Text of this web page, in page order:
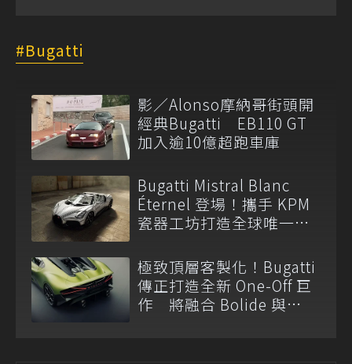
Bugatti
影／Alonso摩納哥街頭開
經典Bugatti EB110 GT
加入逾10億超跑車庫
Bugatti Mistral Blanc
Éternel 登場！攜手 KPM
瓷器工坊打造全球唯一
極致頂層客製化！Bugatti
傳正打造全新 One-Off 巨
作 將融合 Bolide 與